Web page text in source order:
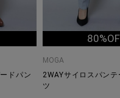
ドパン
MOGA
2WAYサイロスパン
ツ